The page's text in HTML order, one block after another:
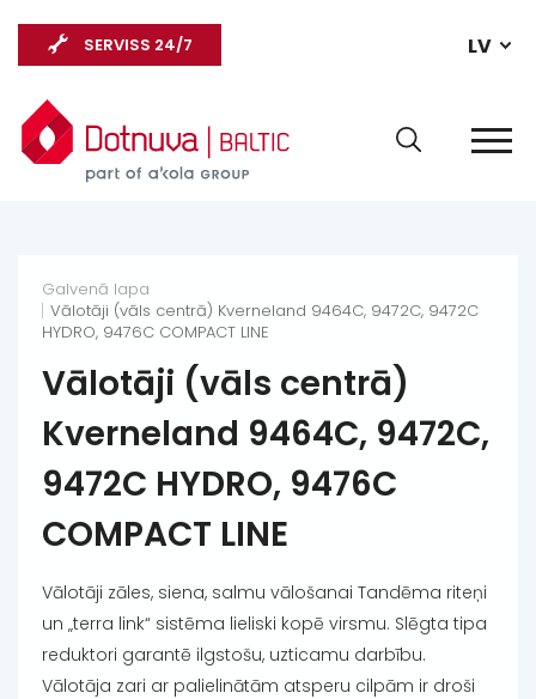
LV
SERVISS 24/7
Galvenā lapa
Vālotāji (vāls centrā) Kverneland 9464C, 9472C, 9472C
HYDRO, 9476C COMPACT LINE
Vālotāji (vāls centrā)
Kverneland 9464C, 9472C,
9472C HYDRO, 9476C
COMPACT LINE
Vālotāji zāles, siena, salmu vālošanai Tandēma riteņi
un „terra link“ sistēma lieliski kopē virsmu. Slēgta tipa
reduktori garantē ilgstošu, uzticamu darbību.
Vālotāja zari ar palielinātām atsperu cilpām ir droši